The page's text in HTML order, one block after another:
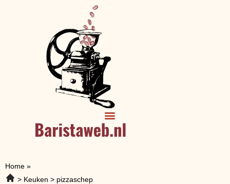
Home »
Keuken
pizzaschep